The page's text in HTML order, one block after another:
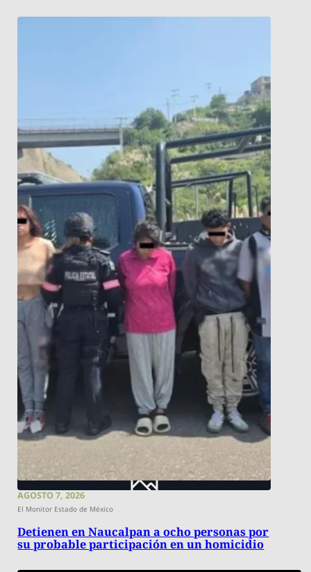
AGOSTO 7, 2026
El Monitor Estado de México
Detienen en Naucalpan a ocho personas por
su probable participación en un homicidio